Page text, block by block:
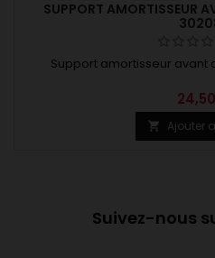
SUPPORT AMORTISSEUR
Support amortisseur avant
 Ajouter
Suivez-nous